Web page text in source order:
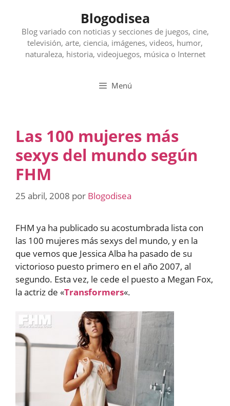
contenido
Blogodisea
Blog variado con noticias y secciones de juegos, cine,
televisión, arte, ciencia, imágenes, videos, humor,
naturaleza, historia, videojuegos, música o Internet
Menú
Las 100 mujeres más
sexys del mundo según
FHM
25 abril, 2008 por Blogodisea
FHM ya ha publicado su acostumbrada lista con
las 100 mujeres más sexys del mundo, y en la
que vemos que Jessica Alba ha pasado de su
victorioso puesto primero en el año 2007, al
segundo. Esta vez, le cede el puesto a Megan Fox,
la actriz de «Transformers«.